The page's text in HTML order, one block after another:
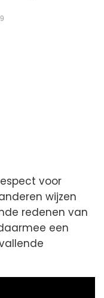
voor
wijzen
redenen van
een